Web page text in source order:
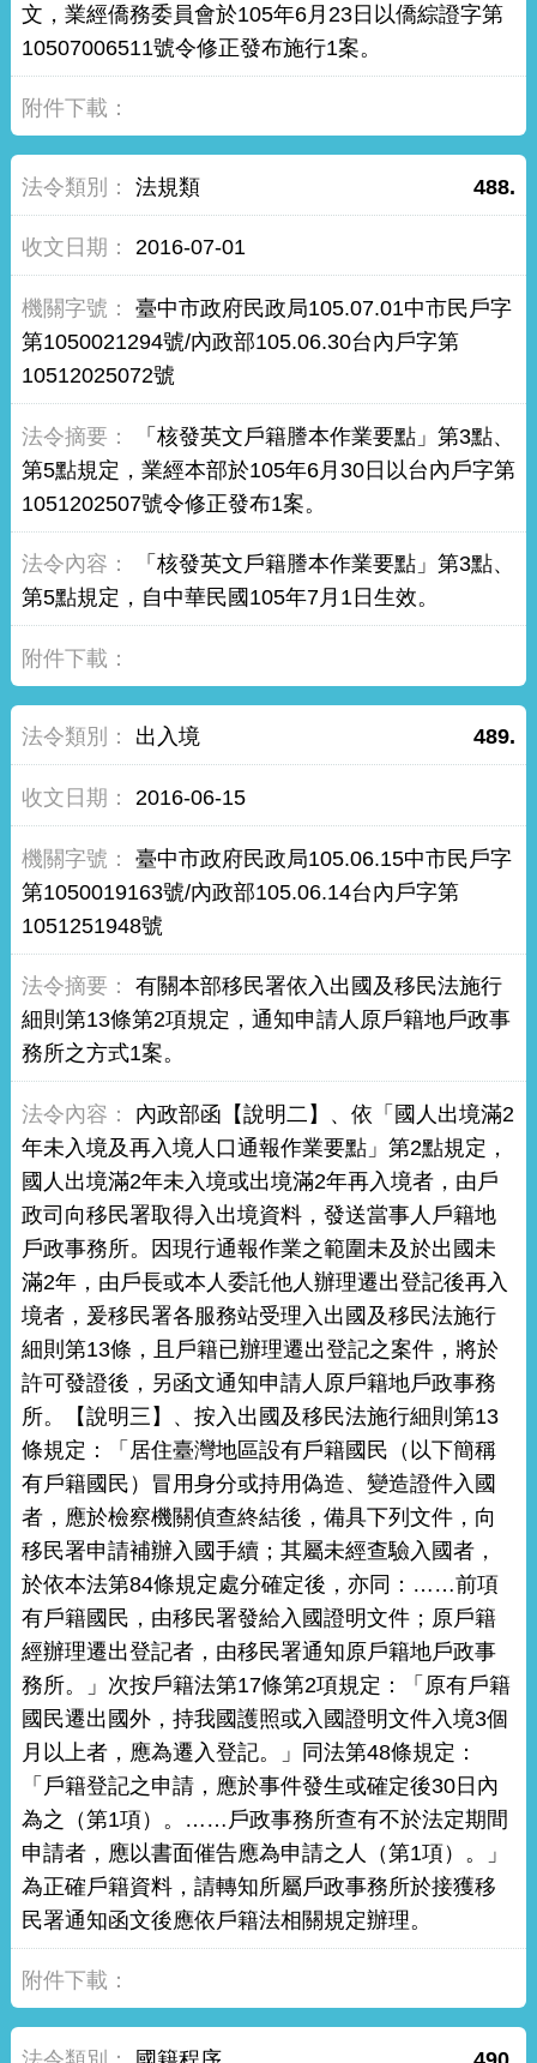
文，業經僑務委員會於105年6月23日以僑綜證字第
10507006511號令修正發布施行1案。
488.
法規類
2016-07-01
臺中市政府民政局105.07.01中市民戶字
第1050021294號/內政部105.06.30台內戶字第
10512025072號
「核發英文戶籍謄本作業要點」第3點、
第5點規定，業經本部於105年6月30日以台內戶字第
1051202507號令修正發布1案。
「核發英文戶籍謄本作業要點」第3點、
第5點規定，自中華民國105年7月1日生效。
489.
出入境
2016-06-15
臺中市政府民政局105.06.15中市民戶字
第1050019163號/內政部105.06.14台內戶字第
1051251948號
有關本部移民署依入出國及移民法施行
細則第13條第2項規定，通知申請人原戶籍地戶政事
務所之方式1案。
內政部函【說明二】、依「國人出境滿2
年未入境及再入境人口通報作業要點」第2點規定，
國人出境滿2年未入境或出境滿2年再入境者，由戶
政司向移民署取得入出境資料，發送當事人戶籍地
戶政事務所。因現行通報作業之範圍未及於出國未
滿2年，由戶長或本人委託他人辦理遷出登記後再入
境者，爰移民署各服務站受理入出國及移民法施行
細則第13條，且戶籍已辦理遷出登記之案件，將於
許可發證後，另函文通知申請人原戶籍地戶政事務
所。【說明三】、按入出國及移民法施行細則第13
條規定：「居住臺灣地區設有戶籍國民（以下簡稱
有戶籍國民）冒用身分或持用偽造、變造證件入國
者，應於檢察機關偵查終結後，備具下列文件，向
移民署申請補辦入國手續；其屬未經查驗入國者，
於依本法第84條規定處分確定後，亦同：……前項
有戶籍國民，由移民署發給入國證明文件；原戶籍
經辦理遷出登記者，由移民署通知原戶籍地戶政事
務所。」次按戶籍法第17條第2項規定：「原有戶籍
國民遷出國外，持我國護照或入國證明文件入境3個
月以上者，應為遷入登記。」同法第48條規定：
「戶籍登記之申請，應於事件發生或確定後30日內
為之（第1項）。……戶政事務所查有不於法定期間
申請者，應以書面催告應為申請之人（第1項）。」
為正確戶籍資料，請轉知所屬戶政事務所於接獲移
民署通知函文後應依戶籍法相關規定辦理。